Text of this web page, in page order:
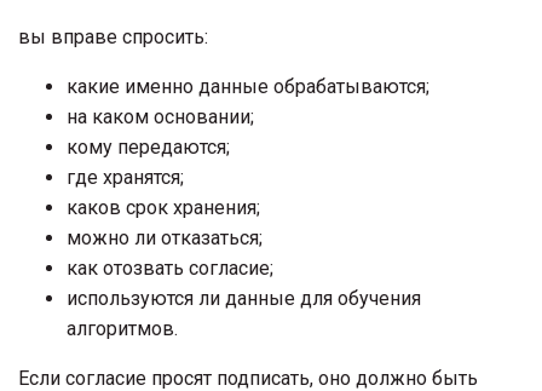
вы вправе спросить:
какие именно данные обрабатываются;
на каком основании;
кому передаются;
где хранятся;
каков срок хранения;
можно ли отказаться;
как отозвать согласие;
используются ли данные для обучения
алгоритмов.
Если согласие просят подписать, оно должно быть